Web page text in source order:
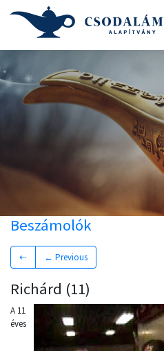
Beszámolók
⇠ ← Previous
Richárd (11)
A 11
éves